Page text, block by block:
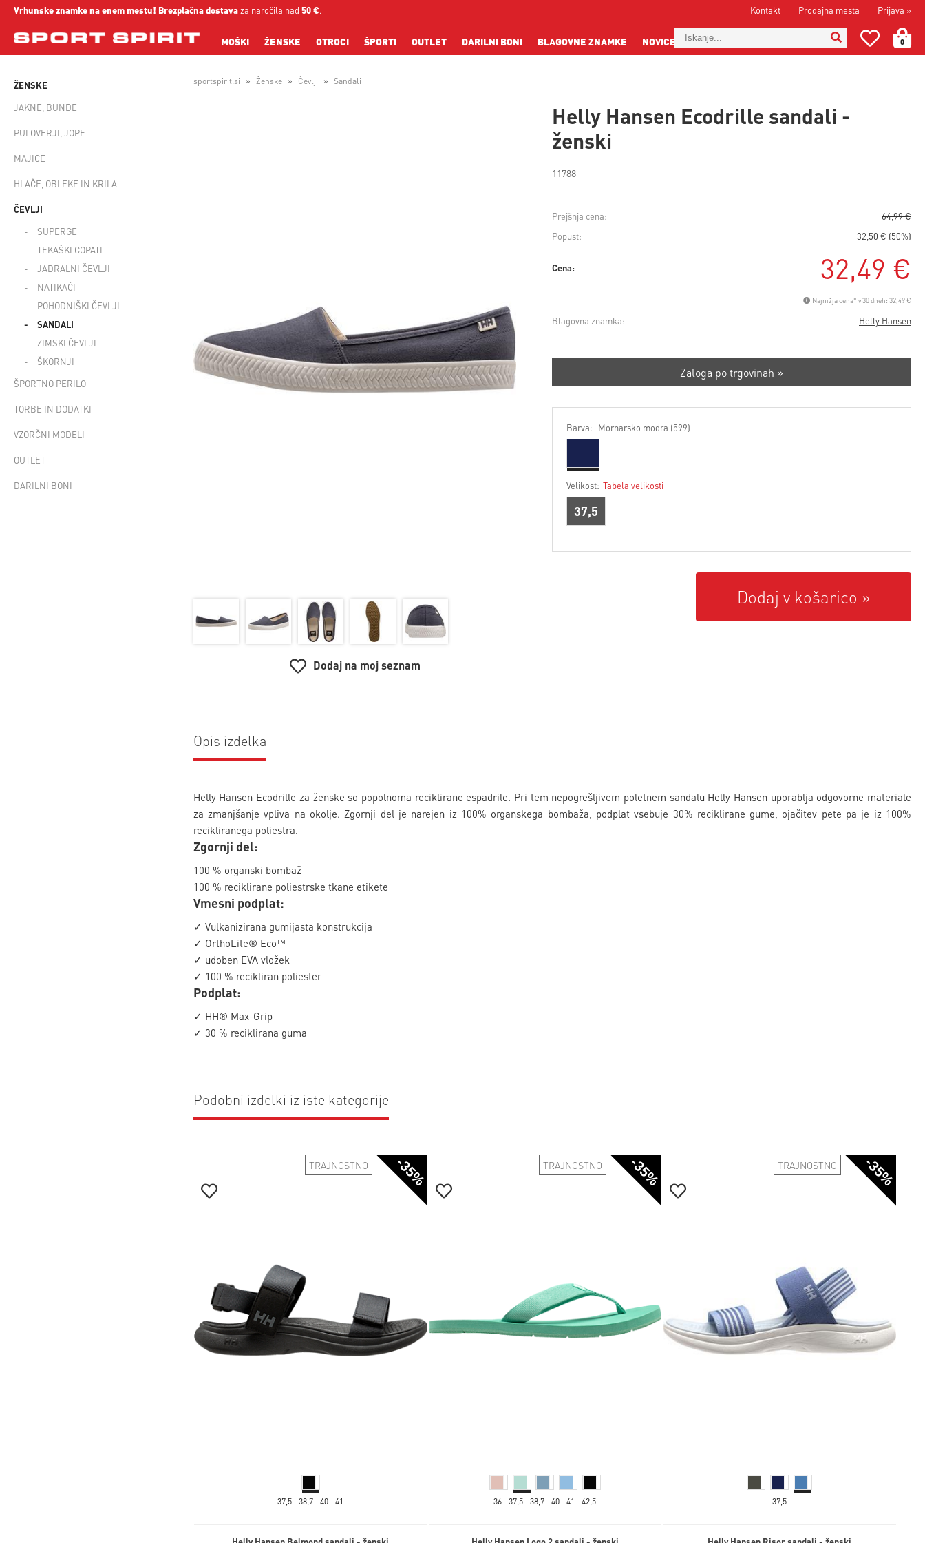
Prijava »
Kontakt Prodajna mesta
Vrhunske znamke na enem mestu! Brezplačna dostavaza naročila nad 50 €.
0
MOŠKI ŽENSKE OTROCI ŠPORTI OUTLET DARILNI BONI BLAGOVNE ZNAMKE NOVICE
ŽENSKE
JAKNE, BUNDE
PULOVERJI, JOPE
MAJICE
HLAČE, OBLEKE IN KRILA
ČEVLJI
SUPERGE
TEKAŠKI COPATI
JADRALNI ČEVLJI
NATIKAČI
POHODNIŠKI ČEVLJI
SANDALI
ZIMSKI ČEVLJI
ŠKORNJI
ŠPORTNO PERILO
TORBE IN DODATKI
VZORČNI MODELI
OUTLET
DARILNI BONI
sportspirit.si Ženske Čevlji Sandali
Helly Hansen Ecodrille sandali -
ženski
11788
Dodaj na moj seznam
Prejšnja cena:
64,99 €
Popust:
32,50 € (50%)
Cena: 32,49 €
Najnižja cena* v 30 dneh: 32,49 €
Blagovna znamka: Helly Hansen
Zaloga po trgovinah »
Barva: Mornarsko modra (599)
Velikost: Tabela velikosti
37,5
Dodaj v košarico
Opis izdelka
Helly Hansen Ecodrille za ženske so popolnoma reciklirane espadrile. Pri tem nepogrešljivem poletnem sandalu Helly Hansen uporablja odgovorne materiale
za zmanjšanje vpliva na okolje. Zgornji del je narejen iz 100% organskega bombaža, podplat vsebuje 30% reciklirane gume, ojačitev pete pa je iz 100%
recikliranega poliestra.
Zgornji del:
100 % organski bombaž
100 % reciklirane poliestrske tkane etikete
Vmesni podplat:
✓ Vulkanizirana gumijasta konstrukcija
✓ OrthoLite® Eco™
✓ udoben EVA vložek
✓ 100 % recikliran poliester
Podplat:
✓ HH® Max-Grip
✓ 30 % reciklirana guma
Podobni izdelki iz iste kategorije
-35%
TRAJNOSTNO
37,5 38,7 40 41
-35%
TRAJNOSTNO
36 37,5 38,7 40 41 42,5
-35%
TRAJNOSTNO
37,5